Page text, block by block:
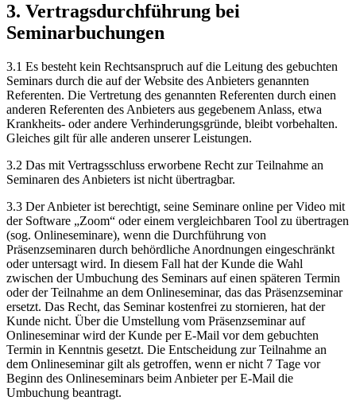
3. Vertragsdurchführung bei
Seminarbuchungen
3.1 Es besteht kein Rechtsanspruch auf die Leitung des gebuchten
Seminars durch die auf der Website des Anbieters genannten
Referenten. Die Vertretung des genannten Referenten durch einen
anderen Referenten des Anbieters aus gegebenem Anlass, etwa
Krankheits- oder andere Verhinderungsgründe, bleibt vorbehalten.
Gleiches gilt für alle anderen unserer Leistungen.
3.2 Das mit Vertragsschluss erworbene Recht zur Teilnahme an
Seminaren des Anbieters ist nicht übertragbar.
3.3 Der Anbieter ist berechtigt, seine Seminare online per Video mit
der Software „Zoom“ oder einem vergleichbaren Tool zu übertragen
(sog. Onlineseminare), wenn die Durchführung von
Präsenzseminaren durch behördliche Anordnungen eingeschränkt
oder untersagt wird. In diesem Fall hat der Kunde die Wahl
zwischen der Umbuchung des Seminars auf einen späteren Termin
oder der Teilnahme an dem Onlineseminar, das das Präsenzseminar
ersetzt. Das Recht, das Seminar kostenfrei zu stornieren, hat der
Kunde nicht. Über die Umstellung vom Präsenzseminar auf
Onlineseminar wird der Kunde per E-Mail vor dem gebuchten
Termin in Kenntnis gesetzt. Die Entscheidung zur Teilnahme an
dem Onlineseminar gilt als getroffen, wenn er nicht 7 Tage vor
Beginn des Onlineseminars beim Anbieter per E-Mail die
Umbuchung beantragt.